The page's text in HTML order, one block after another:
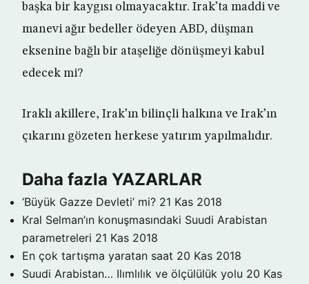
başka bir kaygısı olmayacaktır. Irak’ta maddi ve
manevi ağır bedeller ödeyen ABD, düşman
eksenine bağlı bir ataşeliğe dönüşmeyi kabul
edecek mi?
Iraklı akillere, Irak’ın bilinçli halkına ve Irak’ın
çıkarını gözeten herkese yatırım yapılmalıdır.
Daha fazla YAZARLAR
‘Büyük Gazze Devleti’ mi? 21 Kas 2018
Kral Selman’ın konuşmasındaki Suudi Arabistan
parametreleri 21 Kas 2018
En çok tartışma yaratan saat 20 Kas 2018
Suudi Arabistan… Ilımlılık ve ölçülülük yolu 20 Kas